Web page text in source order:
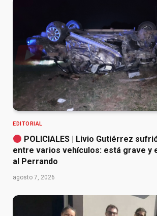
EDITORIAL
POLICIALES | Livio Gutiérrez
entre varios vehículos: está grave y
al Perrando
agosto 7, 2026